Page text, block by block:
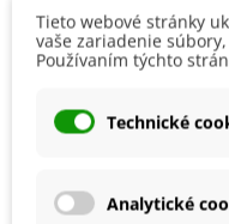
jari priamo na
semien lyžičníku je 6 až
až 2 týždne. Semienka
hlboko do zeme s
Detaily produktu
Pestovanie
BIO Kvalita
Tieto webové stránky
vaše zariadenie
Používaním týchto
Technické
Analytické